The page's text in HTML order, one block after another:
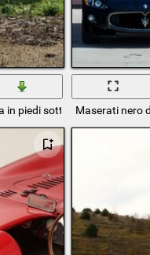
in piedi sotto un enorme
Maserati nero